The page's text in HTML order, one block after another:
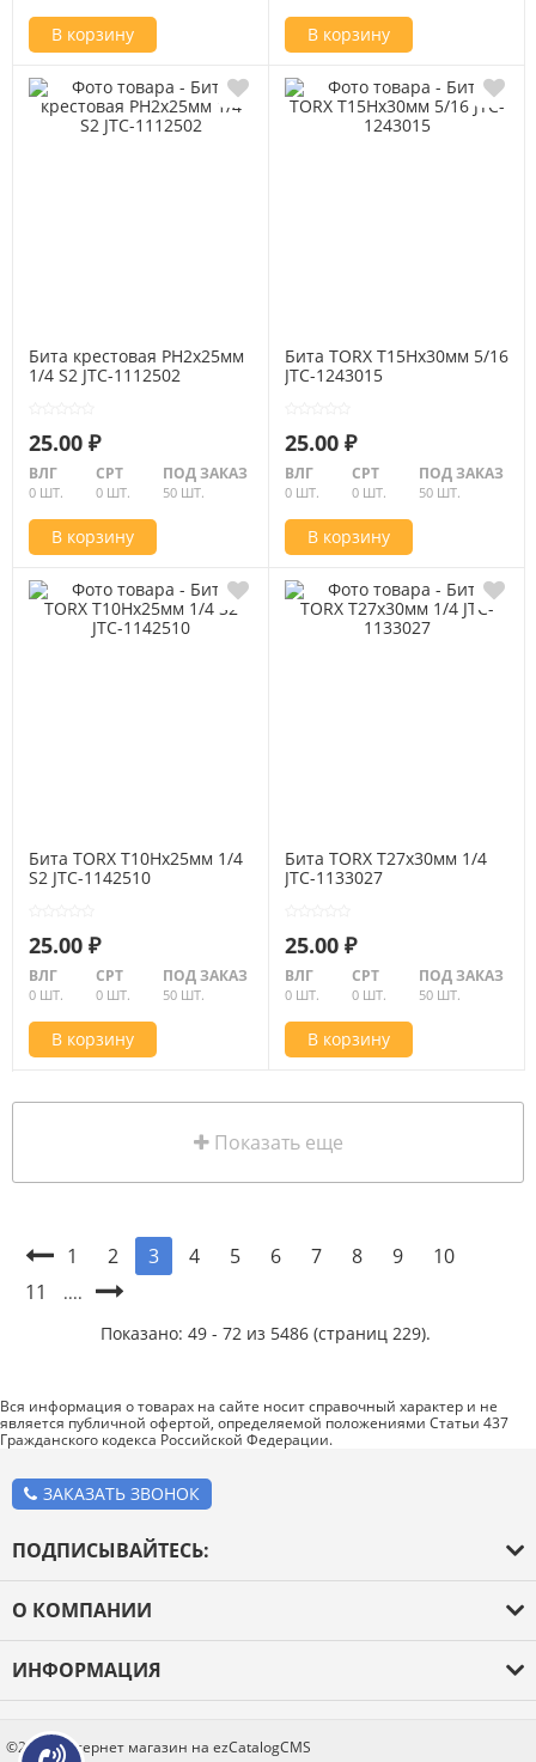
В корзину В корзину
Бита крестовая PH2х25мм
1/4 S2 JTC-1112502
25.00 ₽
ВЛГ
0 ШТ.
СРТ
0 ШТ.
ПОД ЗАКАЗ
50 ШТ.
В корзину
Бита TORX Т15Hх30мм 5/16
JTC-1243015
25.00 ₽
ВЛГ
0 ШТ.
СРТ
0 ШТ.
ПОД ЗАКАЗ
50 ШТ.
В корзину
Бита TORX Т10Hх25мм 1/4
S2 JTC-1142510
25.00 ₽
ВЛГ
0 ШТ.
СРТ
0 ШТ.
ПОД ЗАКАЗ
50 ШТ.
В корзину
Бита TORX Т27х30мм 1/4
JTC-1133027
25.00 ₽
ВЛГ
0 ШТ.
СРТ
0 ШТ.
ПОД ЗАКАЗ
50 ШТ.
В корзину
Показать еще
1 2 3 4 5 6 7 8 9
10
11
....
Показано: 49 - 72 из 5486 (страниц 229).
Вся информация о товарах на сайте носит справочный характер и не
является публичной офертой, определяемой положениями Статьи 437
Гражданского кодекса Российской Федерации.
ЗАКАЗАТЬ ЗВОНОК
ПОДПИСЫВАЙТЕСЬ:
О КОМПАНИИ
Новости
ИНФОРМАЦИЯ
Каталог товаров
Блог
©2026 Интернет магазин на ezCatalogCMS